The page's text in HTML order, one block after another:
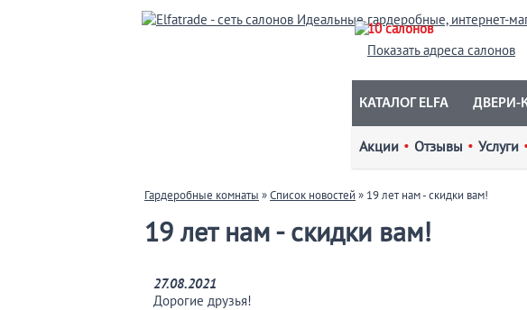
10 салонов
Показать адреса салонов
КАТАЛОГ ELFA ДВЕРИ-
Акции • Отзывы • Услуги
Гардеробные комнаты »Список новостей » 19 лет нам - скидки вам!
19 лет нам - скидки вам!
27.08.2021
Дорогие друзья!